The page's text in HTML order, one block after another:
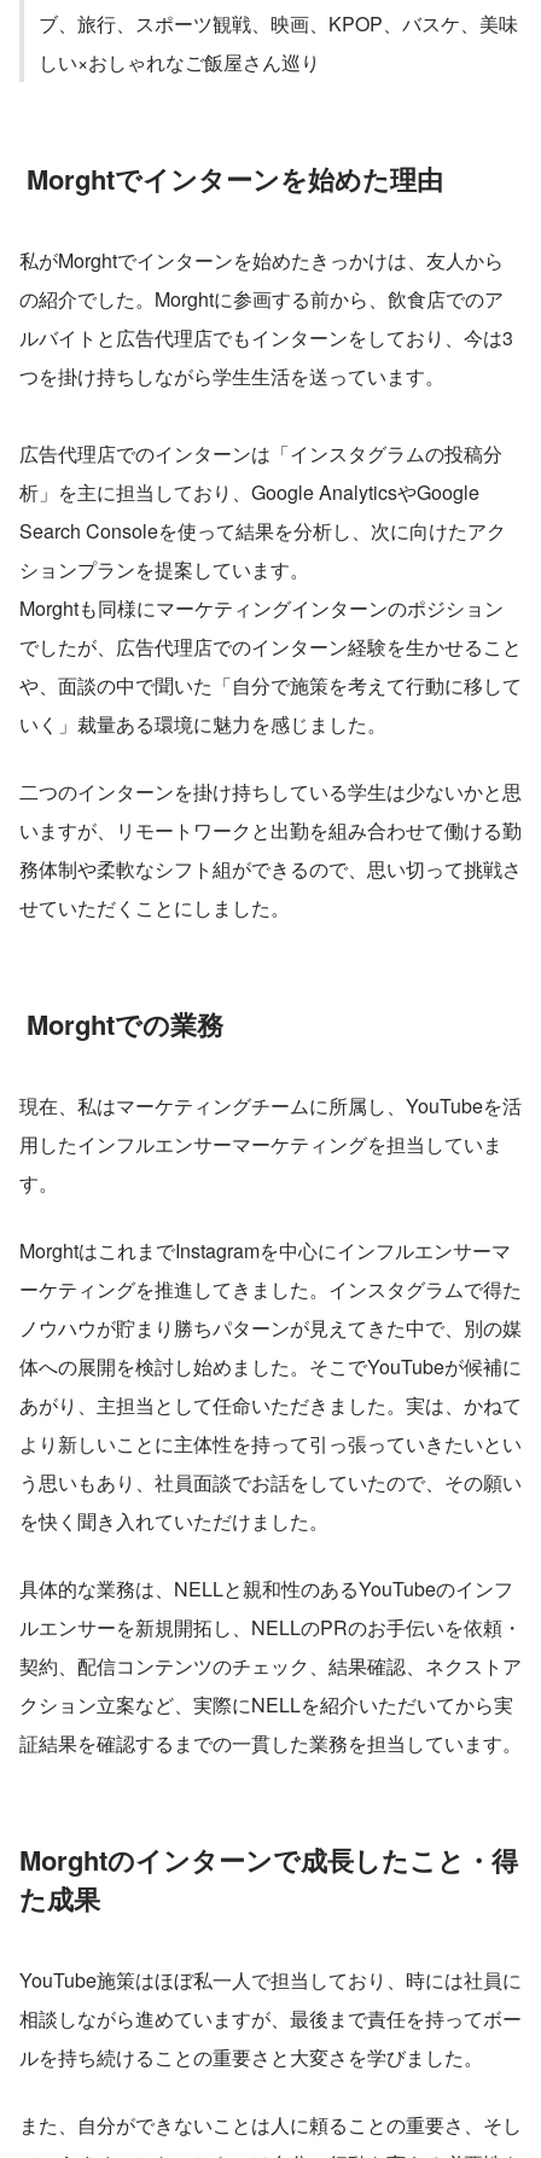
ブ、旅行、スポーツ観戦、映画、KPOP、バスケ、美味
しい×おしゃれなご飯屋さん巡り
Morghtでインターンを始めた理由
私がMorghtでインターンを始めたきっかけは、友人から
の紹介でした。Morghtに参画する前から、飲食店でのア
ルバイトと広告代理店でもインターンをしており、今は3
つを掛け持ちしながら学生生活を送っています。
広告代理店でのインターンは「インスタグラムの投稿分
析」を主に担当しており、Google AnalyticsやGoogle
Search Consoleを使って結果を分析し、次に向けたアク
ションプランを提案しています。
Morghtも同様にマーケティングインターンのポジション
でしたが、広告代理店でのインターン経験を生かせること
や、面談の中で聞いた「自分で施策を考えて行動に移して
いく」裁量ある環境に魅力を感じました。
二つのインターンを掛け持ちしている学生は少ないかと思
いますが、リモートワークと出勤を組み合わせて働ける勤
務体制や柔軟なシフト組ができるので、思い切って挑戦さ
せていただくことにしました。
Morghtでの業務
現在、私はマーケティングチームに所属し、YouTubeを活
用したインフルエンサーマーケティングを担当していま
す。
MorghtはこれまでInstagramを中心にインフルエンサーマ
ーケティングを推進してきました。インスタグラムで得た
ノウハウが貯まり勝ちパターンが見えてきた中で、別の媒
体への展開を検討し始めました。そこでYouTubeが候補に
あがり、主担当として任命いただきました。実は、かねて
より新しいことに主体性を持って引っ張っていきたいとい
う思いもあり、社員面談でお話をしていたので、その願い
を快く聞き入れていただけました。
具体的な業務は、NELLと親和性のあるYouTubeのインフ
ルエンサーを新規開拓し、NELLのPRのお手伝いを依頼・
契約、配信コンテンツのチェック、結果確認、ネクストア
クション立案など、実際にNELLを紹介いただいてから実
証結果を確認するまでの一貫した業務を担当しています。
Morghtのインターンで成長したこと・得
た成果
YouTube施策はほぼ私一人で担当しており、時には社員に
相談しながら進めていますが、最後まで責任を持ってボー
ルを持ち続けることの重要さと大変さを学びました。
また、自分ができないことは人に頼ることの重要さ、そし